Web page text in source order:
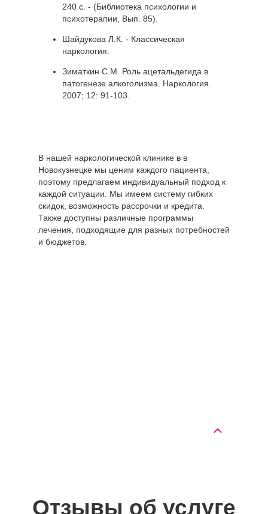
240 с. - (Библиотека психологии и
психотерапии, Вып. 85).
Шайдукова Л.К. - Классическая
наркология.
Зиматкин С.М. Роль ацетальдегида в
патогенезе алкоголизма. Наркология.
2007; 12: 91-103.
В нашей наркологической клинике в в
Новокузнецке мы ценим каждого пациента,
поэтому предлагаем индивидуальный подход к
каждой ситуации. Мы имеем систему гибких
скидок, возможность рассрочки и кредита.
Также доступны различные программы
лечения, подходящие для разных потребностей
и бюджетов.
от 40000 руб./мес
Отзывы об услуге